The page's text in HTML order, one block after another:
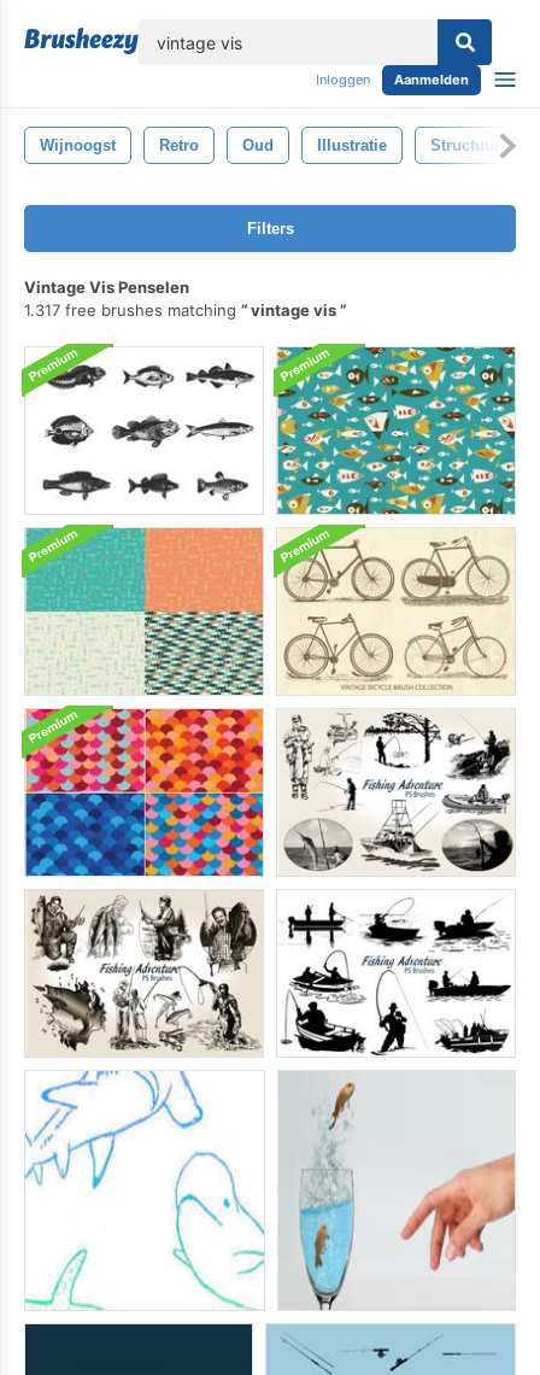
Inloggen Aanmelden
Wijnoogst Retro Oud Illustratie Structuur
Filters
Vintage Vis Penselen
1.317 free brushes matching
vintage vis